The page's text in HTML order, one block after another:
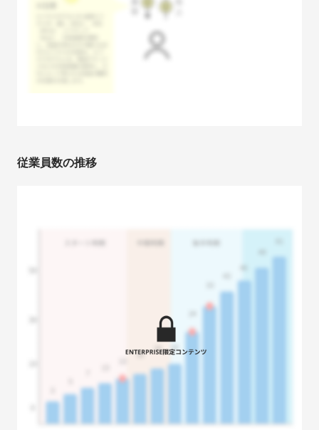
従業員数の推移